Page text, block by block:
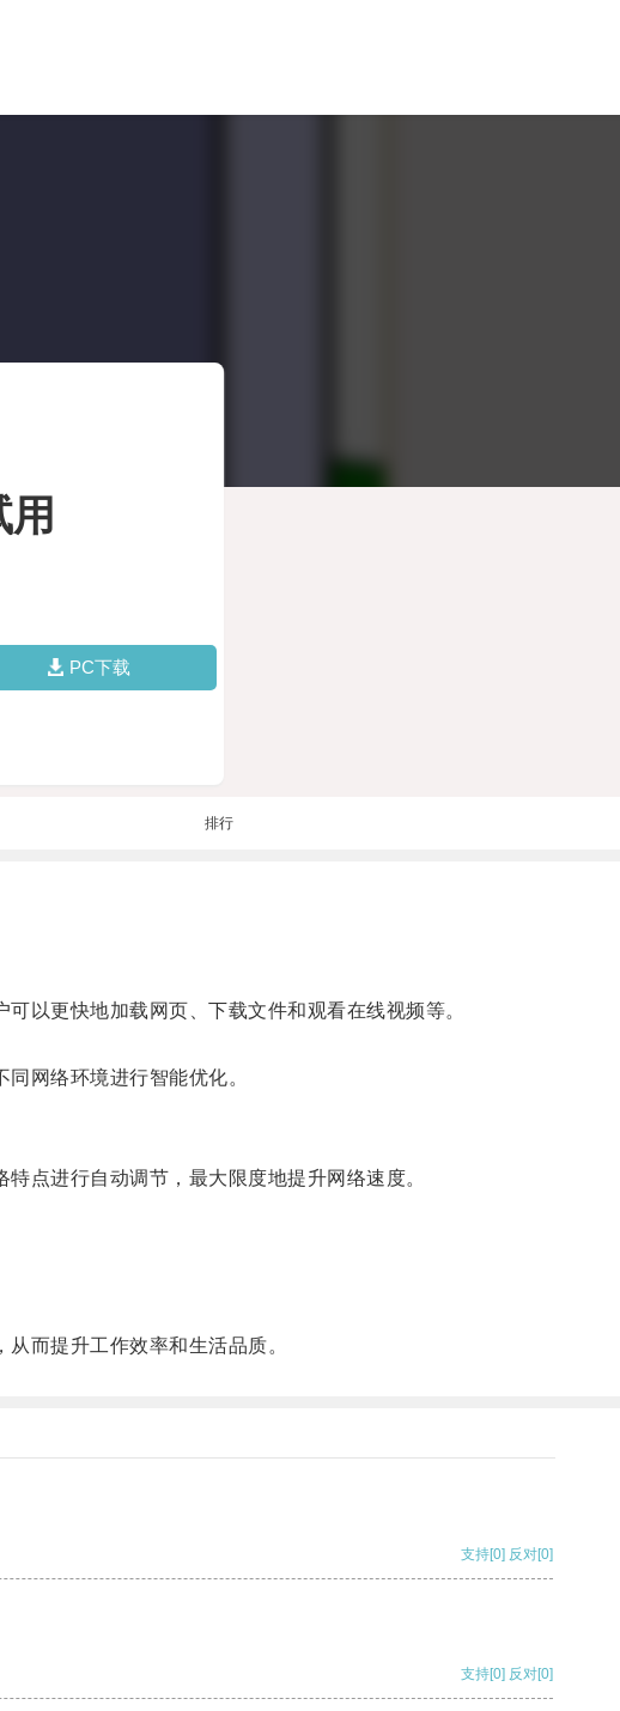
PC下载
排行
以更快地加载网页、下载文件和观看在线视频等。
网络环境进行智能优化。
点进行自动调节，最大限度地提升网络速度。
而提升工作效率和生活品质。
支持[0] 反对[0]
支持[0] 反对[0]